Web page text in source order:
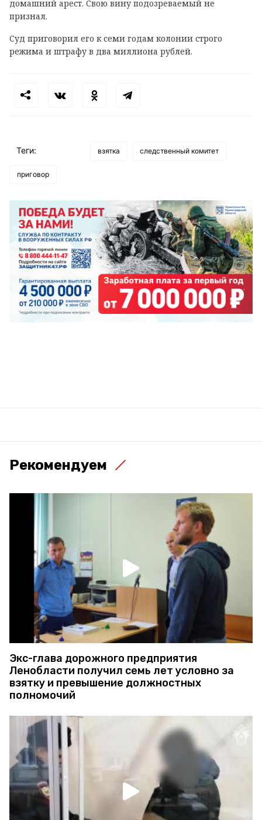
домашний арест. Свою вину подозреваемый не
признал.
Суд приговорил его к семи годам колонии строго
режима и штрафу в два миллиона рублей.
Теги: взятка следственный комитет
приговор
Рекомендуем
Экс-глава дорожного предприятия
Ленобласти получил семь лет условно за
взятку и превышение должностных
полномочий